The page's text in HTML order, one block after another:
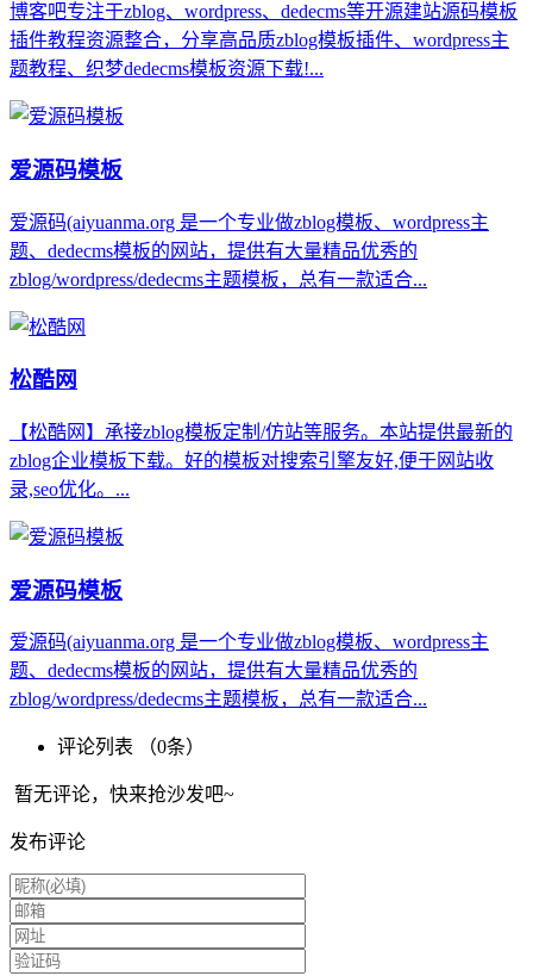
博客吧专注于zblog、wordpress、dedecms等开源建站源码模板
插件教程资源整合，分享高品质zblog模板插件、wordpress主
题教程、织梦dedecms模板资源下载!...
爱源码模板
爱源码(aiyuanma.org 是一个专业做zblog模板、wordpress主
题、dedecms模板的网站，提供有大量精品优秀的
zblog/wordpress/dedecms主题模板，总有一款适合...
松酷网
【松酷网】承接zblog模板定制/仿站等服务。本站提供最新的
zblog企业模板下载。好的模板对搜索引擎友好,便于网站收
录,seo优化。...
爱源码模板
爱源码(aiyuanma.org 是一个专业做zblog模板、wordpress主
题、dedecms模板的网站，提供有大量精品优秀的
zblog/wordpress/dedecms主题模板，总有一款适合...
评论列表 （0条）
暂无评论，快来抢沙发吧~
发布评论